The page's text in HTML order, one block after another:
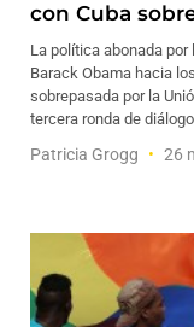
con Cuba
La política abonada
Barack Obama hacia
sobrepasada por la
tercera ronda de
Patricia Grogg 26